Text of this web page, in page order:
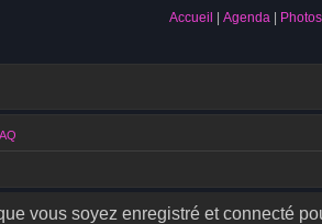
Accueil Agenda Photos
vous soyez enregistré et connecté